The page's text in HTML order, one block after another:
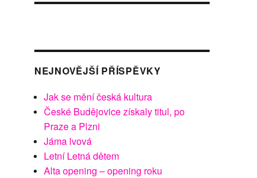
NEJNOVĚJŠÍ PŘÍSPĚVKY
Jak se mění česká kultura
České Budějovice získaly titul, po
Praze a Plzni
Jáma lvová
Letní Letná dětem
Alta opening – opening roku